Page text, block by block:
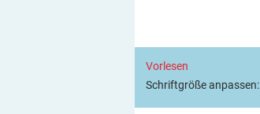
Vorlesen
Schriftgröße anpassen: